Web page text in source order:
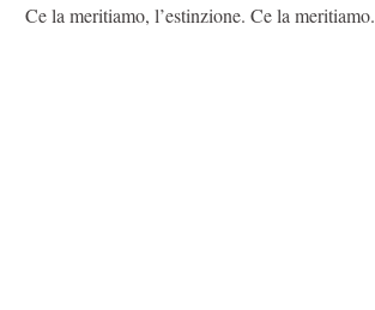
Ce la meritiamo, l’estinzione. Ce la meritiamo.